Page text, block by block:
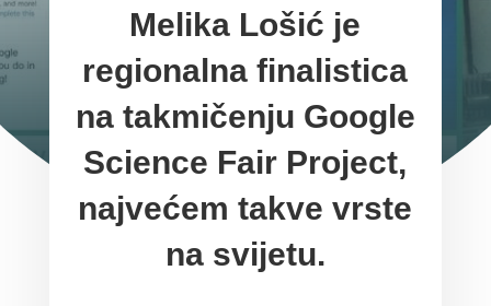
Melika Lošić je
regionalna finalistica
na takmičenju Google
Science Fair Project,
najvećem takve vrste
na svijetu.